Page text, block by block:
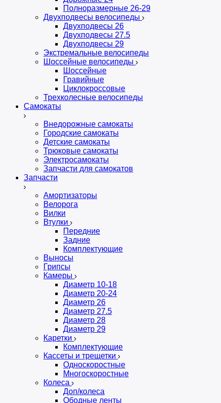
Полноразмерные 26-29
Двухподвесы велосипеды
Двухподвесы 26
Двухподвесы 27.5
Двухподвесы 29
Экстремальные велосипеды
Шоссейные велосипеды
Шоссейные
Гравийные
Циклокроссовые
Трехколесные велосипеды
Самокаты
Внедорожные самокаты
Городские самокаты
Детские самокаты
Трюковые самокаты
Электросамокаты
Запчасти для самокатов
Запчасти
Амортизаторы
Велорога
Вилки
Втулки
Передние
Задние
Комплектующие
Выносы
Грипсы
Камеры
Диаметр 10-18
Диаметр 20-24
Диаметр 26
Диаметр 27.5
Диаметр 28
Диаметр 29
Каретки
Комплектующие
Кассеты и трещетки
Односкоростные
Многоскоростные
Колеса
Доп/колеса
Ободные ленты